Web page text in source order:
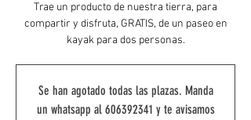
Trae un producto de nuestra tierra, para
compartir y disfruta, GRATIS, de un paseo en
kayak para dos personas.
Se han agotado todas las plazas. Manda
un whatsapp al 606392341 y te avisamos